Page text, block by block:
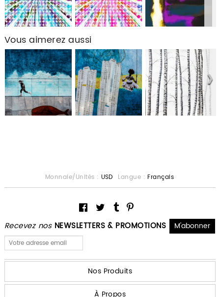
Vous aimerez aussi
Recevez nos NEWSLETTERS & PROMOTIONS
Monnaie/Unités : USD Langue : Français
Nos Produits
À Propos